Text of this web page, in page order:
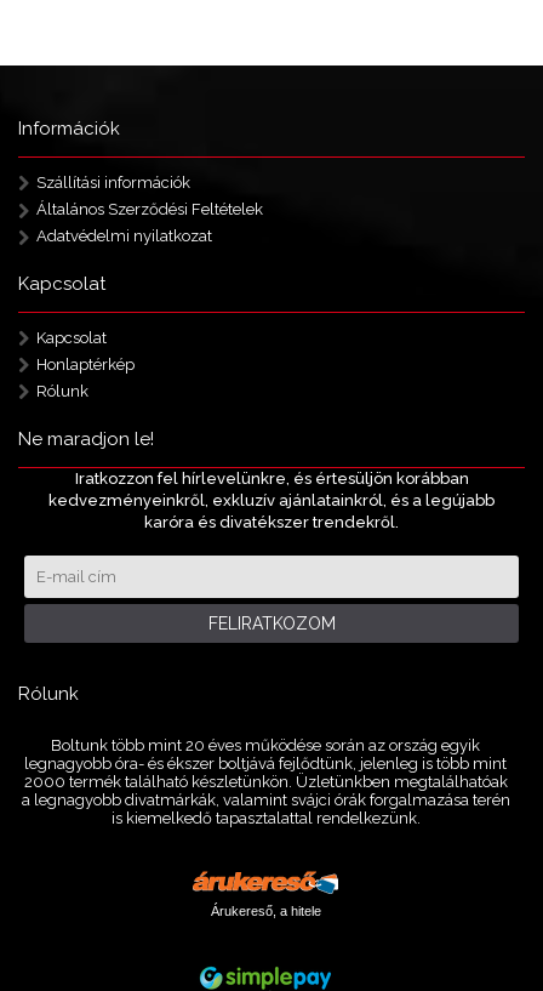
Információk
Szállítási információk
Általános Szerződési Feltételek
Adatvédelmi nyilatkozat
Kapcsolat
Kapcsolat
Honlaptérkép
Rólunk
Ne maradjon le!
Iratkozzon fel hírlevelünkre, és értesüljön korábban
kedvezményeinkről, exkluzív ajánlatainkról, és a legújabb
karóra és divatékszer trendekről.
FELIRATKOZOM
Rólunk
Boltunk több mint 20 éves működése során az ország egyik
legnagyobb óra- és ékszer boltjává fejlődtünk, jelenleg is több mint
2000 termék található készletünkön. Üzletünkben megtalálhatóak
a legnagyobb divatmárkák, valamint svájci órák forgalmazása terén
is kiemelkedő tapasztalattal rendelkezünk.
Árukereső, a hitele